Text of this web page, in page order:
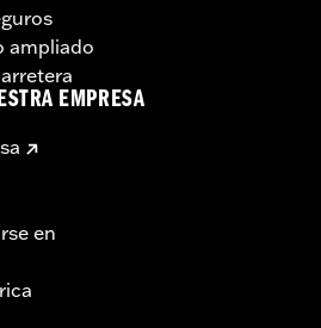
ampliado
EMPRESA
en